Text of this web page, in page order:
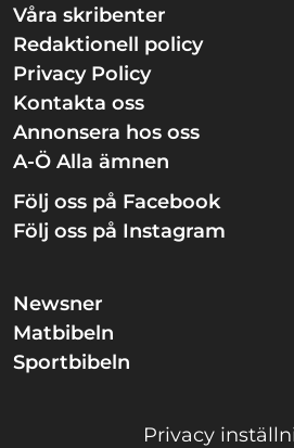
Våra skribenter
Redaktionell policy
Privacy Policy
Kontakta oss
Annonsera hos oss
A-Ö Alla ämnen
Följ oss på Facebook
Följ oss på Instagram
Newsner
Matbibeln
Sportbibeln
Privacy